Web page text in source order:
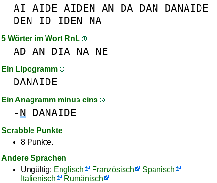
AI AIDE AIDEN AN DA DAN DANAIDE
DEN
ID IDEN NA
5 Wörter im Wort RnL
AD AN DIA NA NE
Ein Lipogramm
DANAIDE
Ein Anagramm minus eins
- N DANAIDE
Scrabble Punkte
8 Punkte.
Andere Sprachen
Ungültig: Englisch Französisch
Spanisch
Italienisch
Rumänisch